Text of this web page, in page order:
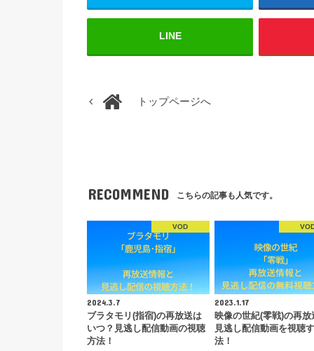
LINE
トップページへ
RECOMMEND こちらの記事も人気です。
VOD
2024.3.7
ブラタモリ(指宿)の再放送は
いつ？見逃し配信動画の視聴
方法！
2023.1.17
映像の世紀(零戦)の再放
見逃し配信動画を視聴
法！